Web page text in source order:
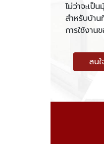
ไม่ว่าจะเ
สำหรับบ้าน
การใช้งาน
สน